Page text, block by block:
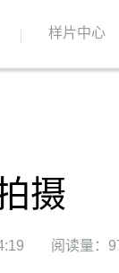
样片中心
摄
阅读量：